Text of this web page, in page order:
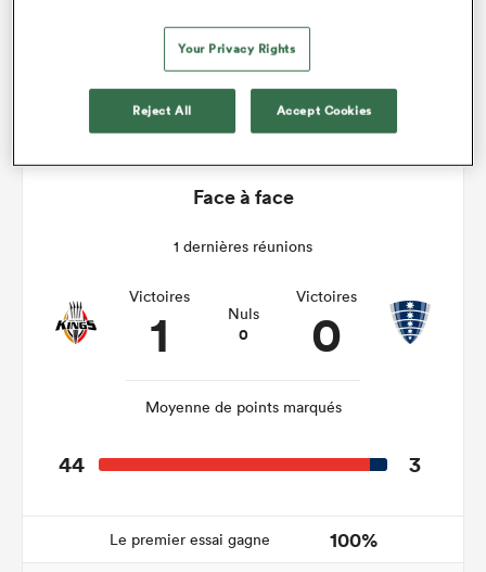
Face à face
1 dernières réunions
Victoires
1 Nuls
0
Victoires
0
Moyenne de points marqués
44 3
Le premier essai gagne 100%
Your Privacy Rights
Reject All Accept Cookies